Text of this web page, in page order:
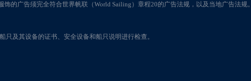
的广告须完全符合世界帆联（World Sailing）章程20的广告法规，以及当地广告法规。
只及其设备的证书、安全设备和船只说明进行检查。